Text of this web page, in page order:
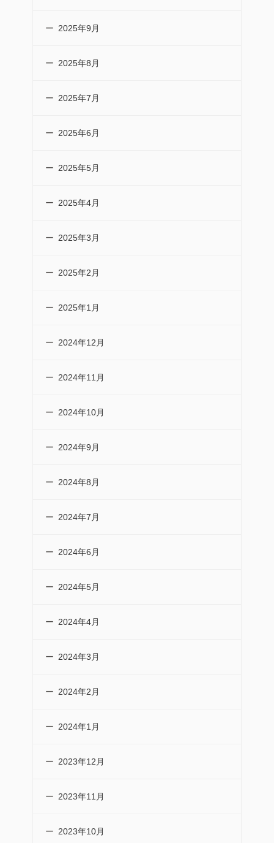
2025年9月
2025年8月
2025年7月
2025年6月
2025年5月
2025年4月
2025年3月
2025年2月
2025年1月
2024年12月
2024年11月
2024年10月
2024年9月
2024年8月
2024年7月
2024年6月
2024年5月
2024年4月
2024年3月
2024年2月
2024年1月
2023年12月
2023年11月
2023年10月